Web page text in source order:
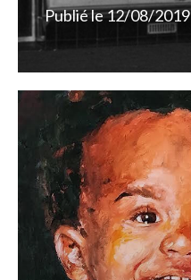
Publié le12/08/2019